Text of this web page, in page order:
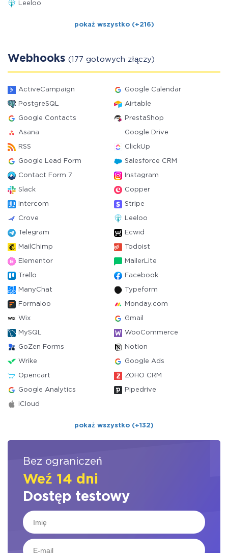
Leeloo
pokaż wszystko (+216)
Webhooks (177 gotowych złączy)
ActiveCampaign Google Calendar
PostgreSQL Airtable
Google Contacts PrestaShop
Asana Google Drive
RSS ClickUp
Google Lead Form Salesforce CRM
Contact Form 7 Instagram
Slack Copper
Intercom Stripe
Crove Leeloo
Telegram Ecwid
MailChimp Todoist
Elementor MailerLite
Trello Facebook
ManyChat Typeform
Formaloo Monday.com
Wix Gmail
MySQL WooCommerce
GoZen Forms Notion
Wrike Google Ads
Opencart ZOHO CRM
Google Analytics Pipedrive
iCloud
pokaż wszystko (+132)
Bez ograniczeń
Weź 14 dni
Dostęp testowy